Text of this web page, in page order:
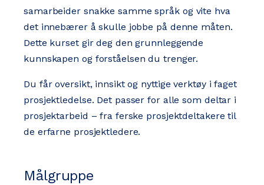
samarbeider snakke samme språk og vite hva
det innebærer å skulle jobbe på denne måten.
Dette kurset gir deg den grunnleggende
kunnskapen og forståelsen du trenger.
Du får oversikt, innsikt og nyttige verktøy i faget
prosjektledelse. Det passer for alle som deltar i
prosjektarbeid – fra ferske prosjektdeltakere til
de erfarne prosjektledere.
Målgruppe